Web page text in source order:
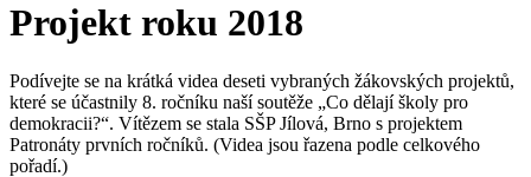
Projekt roku 2018
Podívejte se na krátká videa deseti vybraných žákovských projektů,
které se účastnily 8. ročníku naší soutěže „Co dělají školy pro
demokracii?“. Vítězem se stala SŠP Jílová, Brno s projektem
Patronáty prvních ročníků. (Videa jsou řazena podle celkového
pořadí.)